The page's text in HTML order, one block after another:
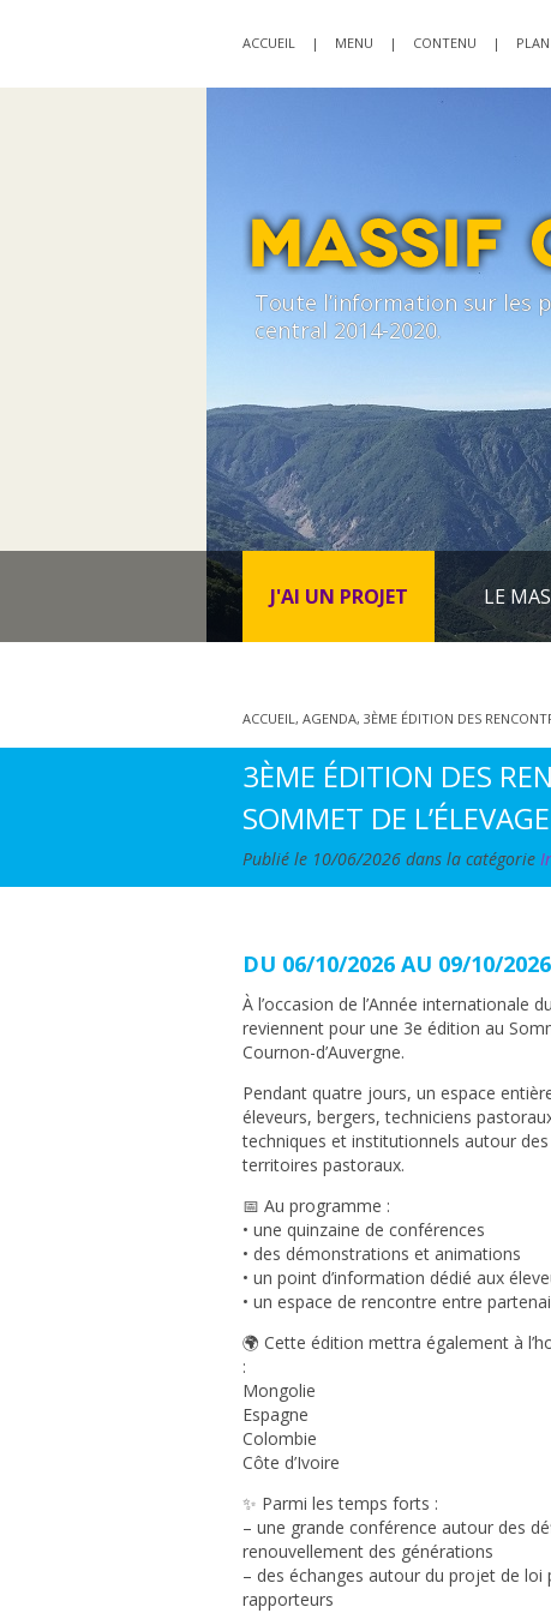
ACCUEIL | MENU | CONTENU |
Toute l’information sur les
central 2014-2020.
J'AI UN PROJET LE
ACCUEIL, AGENDA, 3ÈME ÉDITION DES
3ÈME ÉDITION DES
SOMMET DE L’ÉLEVAGE
Publié le 10/06/2026 dans la catégorie
DU 06/10/2026 AU 09/10/2026
À l’occasion de l’Année internationale
reviennent pour une 3e édition au
Cournon-d’Auvergne.
Pendant quatre jours, un espace
éleveurs, bergers, techniciens
techniques et institutionnels autour
territoires pastoraux.
📅 Au programme :
• une quinzaine de conférences
• des démonstrations et animations
• un point d’information dédié aux
• un espace de rencontre entre
🌍 Cette édition mettra également à
:
Mongolie
Espagne
Colombie
Côte d’Ivoire
✨ Parmi les temps forts :
– une grande conférence autour des
renouvellement des générations
– des échanges autour du projet de
rapporteurs